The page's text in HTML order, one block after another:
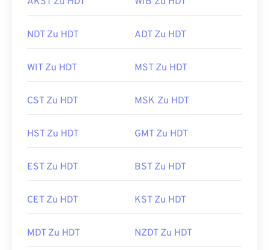
NDT Zu HDT ADT Zu HDT
WIT Zu HDT MST Zu HDT
CST Zu HDT MSK Zu HDT
HST Zu HDT GMT Zu HDT
EST Zu HDT BST Zu HDT
CET Zu HDT KST Zu HDT
MDT Zu HDT NZDT Zu HDT